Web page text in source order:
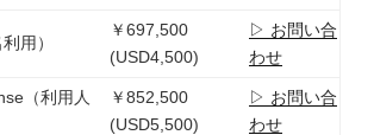
用）
￥697,500
(USD4,500)
▷ お問い合
わせ
（利用人
￥852,500
(USD5,500)
▷ お問い合
わせ